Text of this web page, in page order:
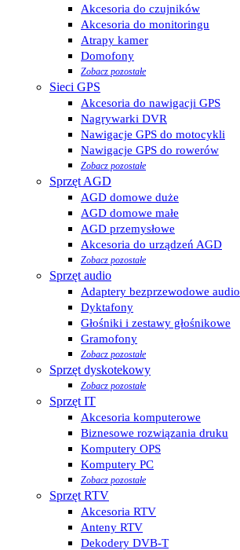
Akcesoria do czujników
Akcesoria do monitoringu
Atrapy kamer
Domofony
Zobacz pozostałe
Sieci GPS
Akcesoria do nawigacji GPS
Nagrywarki DVR
Nawigacje GPS do motocykli
Nawigacje GPS do rowerów
Zobacz pozostałe
Sprzęt AGD
AGD domowe duże
AGD domowe małe
AGD przemysłowe
Akcesoria do urządzeń AGD
Zobacz pozostałe
Sprzęt audio
Adaptery bezprzewodowe audio
Dyktafony
Głośniki i zestawy głośnikowe
Gramofony
Zobacz pozostałe
Sprzęt dyskotekowy
Zobacz pozostałe
Sprzęt IT
Akcesoria komputerowe
Biznesowe rozwiązania druku
Komputery OPS
Komputery PC
Zobacz pozostałe
Sprzęt RTV
Akcesoria RTV
Anteny RTV
Dekodery DVB-T